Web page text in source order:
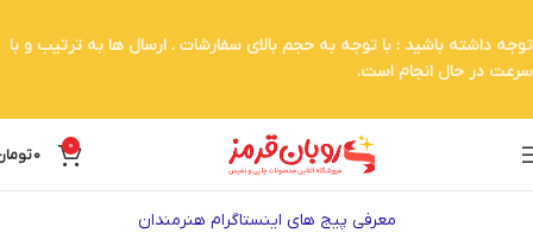
0
0
معرفی پیج های اینستاگرام هنرمندان
توجه داشته باشید : با توجه به حجم بالای سفارشات . ارسال ها به ترتیب و با
سرعت در حال انجام است.